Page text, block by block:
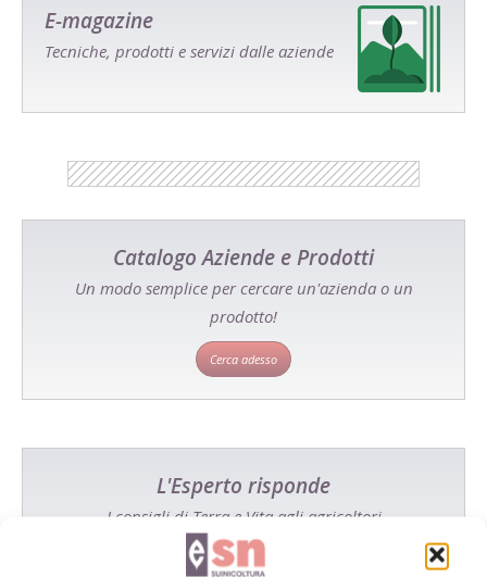
E-magazine
Tecniche, prodotti e servizi dalle aziende
Catalogo Aziende e Prodotti
Un modo semplice per cercare un'azienda o un
prodotto!
Cerca adesso
L'Esperto risponde
I consigli di Terra e Vita agli agricoltori
Cerca adesso